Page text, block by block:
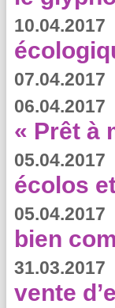
10.04.2017
07.04.2017
06.04.2017
« Prêt à
05.04.2017
écolos
05.04.2017
bien
31.03.2017
vente